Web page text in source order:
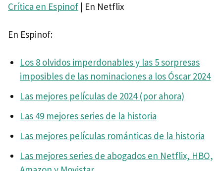
Crítica en Espinof | En Netflix
En Espinof:
Los 8 olvidos imperdonables y las 5 sorpresas
imposibles de las nominaciones a los Óscar 2024
Las mejores películas de 2024 (por ahora)
Las 49 mejores series de la historia
Las mejores películas románticas de la historia
Las mejores series de abogados en Netflix, HBO,